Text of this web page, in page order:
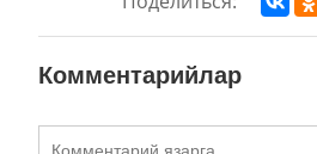
Комментарийлар